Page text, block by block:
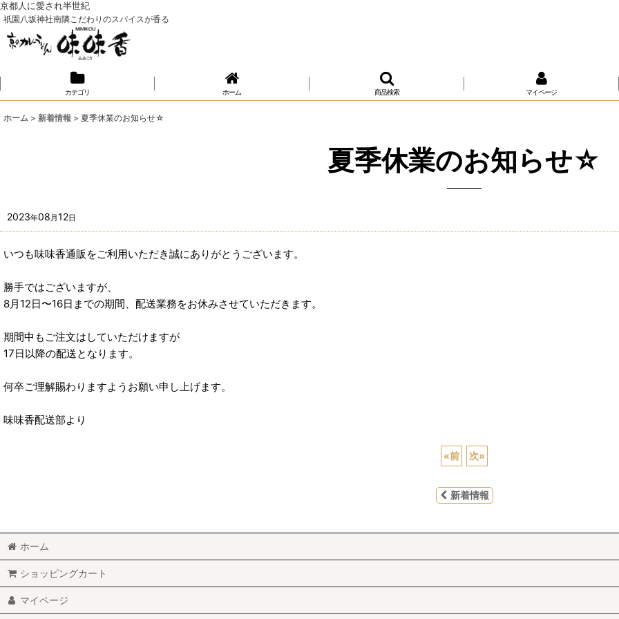
京都人に愛され半世紀
祇園八坂神社南隣こだわりのスパイスが香る
カテゴリ ホーム 商品検索 マイページ
ホーム > 新着情報 > 夏季休業のお知らせ☆
夏季休業のお知らせ☆
2023年08 月12日
いつも味味香通販をご利用いただき誠にありがとうございます。
勝手ではございますが、
8月12日〜16日までの期間、配送業務をお休みさせていただきます。
期間中もご注文はしていただけますが
17日以降の配送となります。
何卒ご理解賜わりますようお願い申し上げます。
味味香配送部より
«前 次»
新着情報
ホーム
ショッピングカート
マイページ